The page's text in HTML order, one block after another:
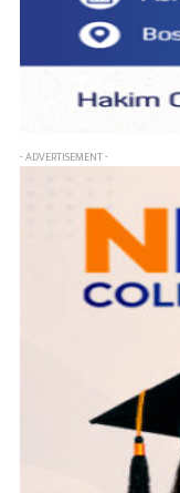
- ADVERTISEMENT -